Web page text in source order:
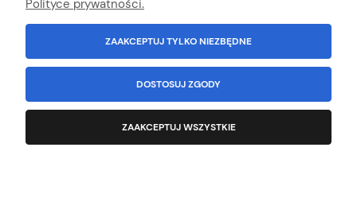
Specjal 10L
Polityce prywatności.
ZAAKCEPTUJ TYLKO NIEZBĘDNE
DOSTOSUJ ZGODY
ZAAKCEPTUJ WSZYSTKIE